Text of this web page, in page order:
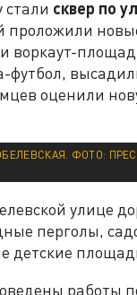
стали сквер по
проложили
воркаут-
оценили
ФОТО:
улице
перголы,
детские
работы